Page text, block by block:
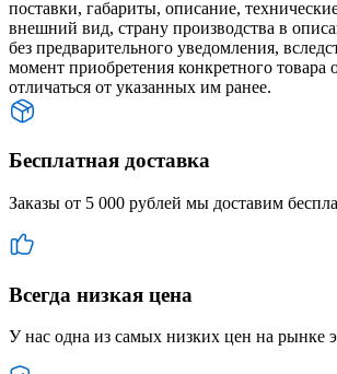
поставки, габариты, описание,
внешний вид, страну производства в
без предварительного уведомления,
момент приобретения конкретного товара
отличаться от указанных им ранее.
Бесплатная доставка
Заказы от 5 000 рублей мы доставим
Всегда низкая цена
У нас одна из самых низких цен на рынке